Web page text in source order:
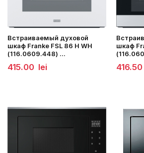
Встраиваемый духовой
шкаф Franke FSL 86 H WH
(116.0609.448) ...
415.00 lei
шкаф
416.50